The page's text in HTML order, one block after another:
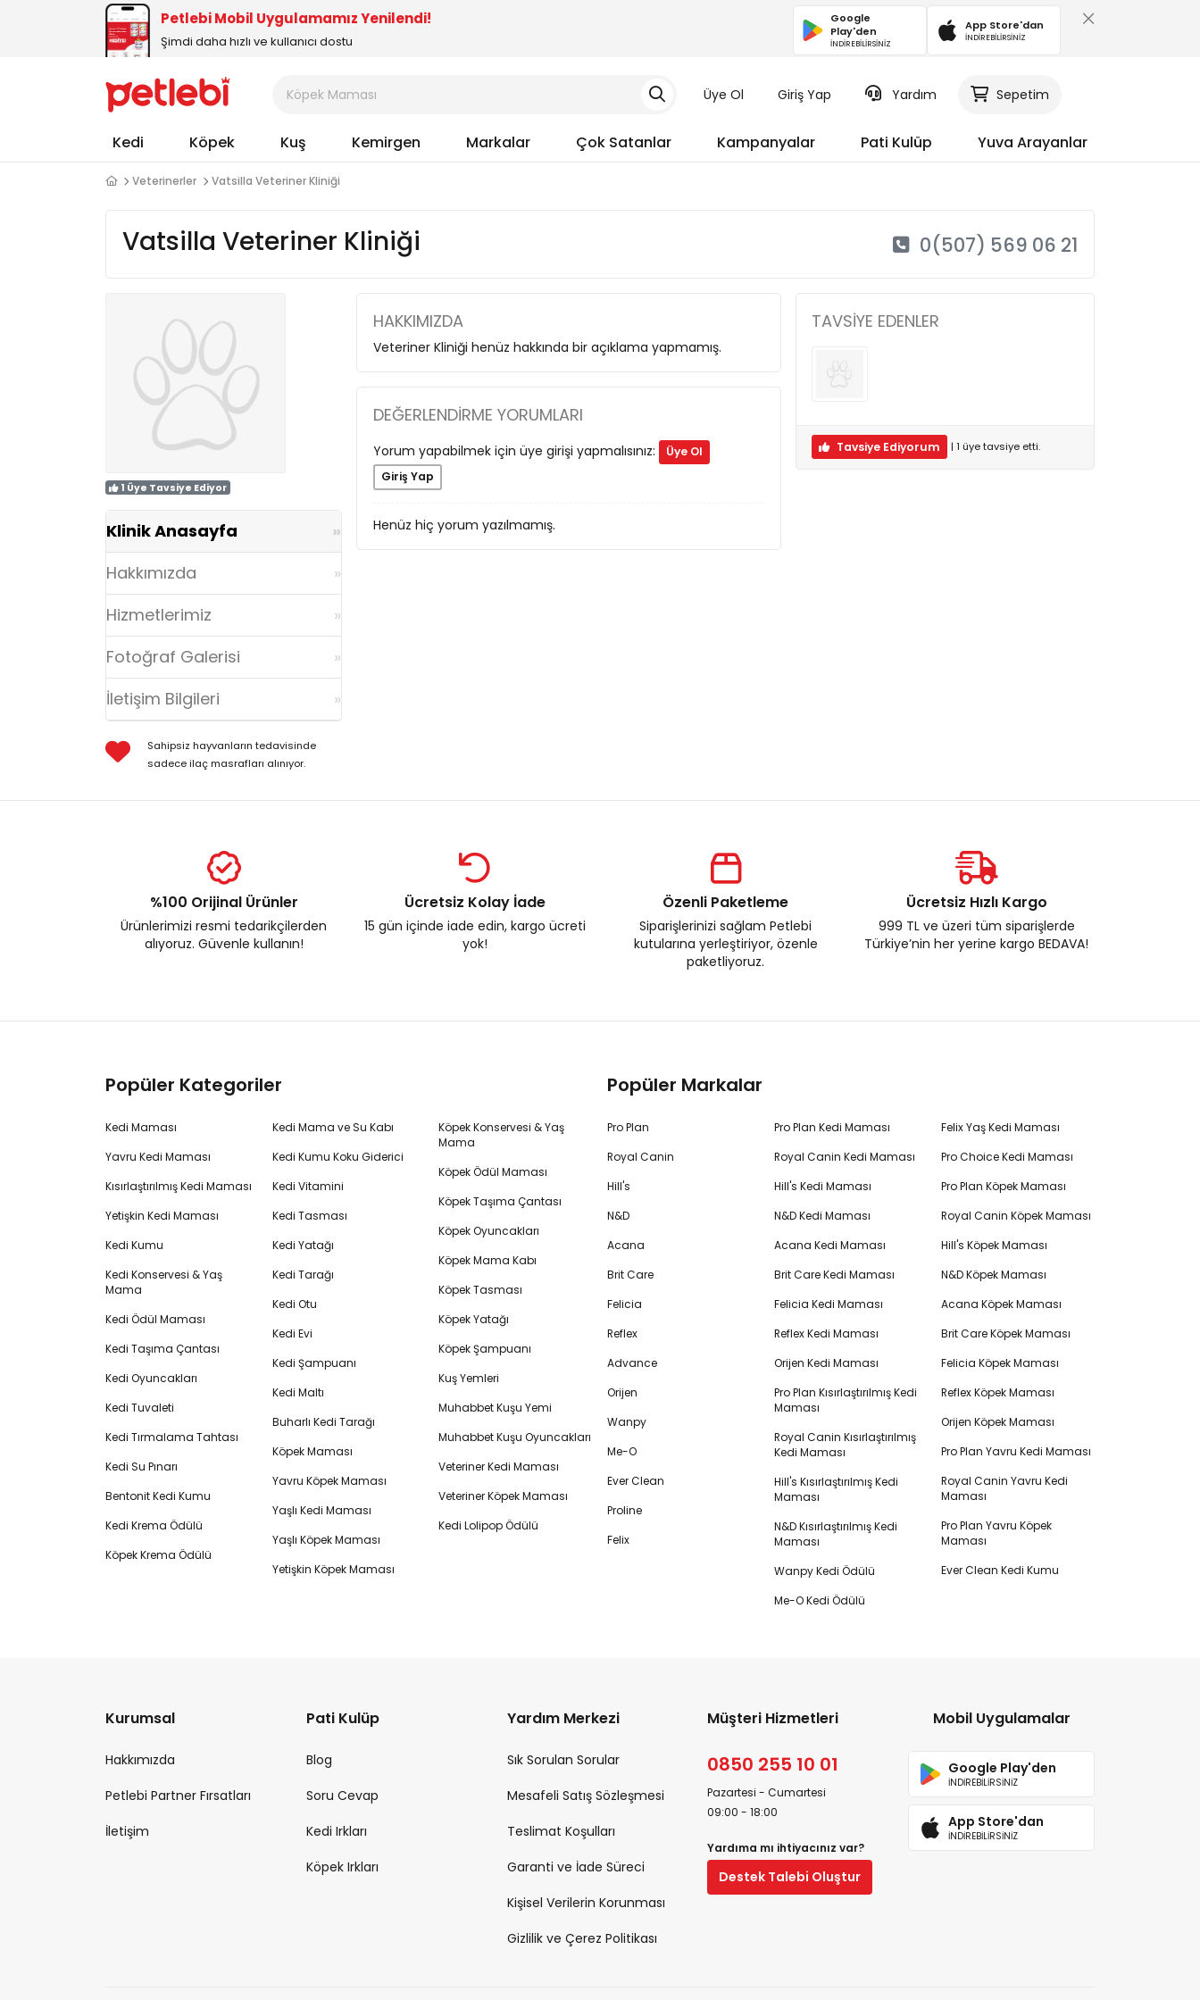
Petlebi Mobil Uygulamamız Yenilendi!
Şimdi daha hızlı ve kullanıcı dostu
Google
Play'den
İNDİREBİLİRSİNİZ
App Store'dan
İNDİREBİLİRSİNİZ
Üye Ol Giriş Yap Yardım Sepetim
Kedi Köpek Kuş Kemirgen Markalar Çok Satanlar Kampanyalar Pati Kulüp Yuva Arayanlar
Veterinerler Vatsilla Veteriner Kliniği
Vatsilla Veteriner Kliniği 0(507) 569 06 21
1 Üye Tavsiye Ediyor
Klinik Anasayfa
Hakkımızda
Hizmetlerimiz
Fotoğraf Galerisi
İletişim Bilgileri
Sahipsiz hayvanların tedavisinde
sadece ilaç masrafları alınıyor.
HAKKIMIZDA
Veteriner Kliniği henüz hakkında bir açıklama yapmamış.
DEĞERLENDIRME YORUMLARI
Yorum yapabilmek için üye girişi yapmalısınız:
Üye Ol
Giriş Yap
Henüz hiç yorum yazılmamış.
TAVSIYE EDENLER
Tavsiye Ediyorum | 1 üyetavsiye etti.
%100 Orijinal Ürünler
Ürünlerimizi resmi tedarikçilerden
alıyoruz. Güvenle kullanın!
Ücretsiz Kolay İade
15 gün içinde iade edin, kargo ücreti
yok!
Özenli Paketleme
Siparişlerinizi sağlam Petlebi
kutularına yerleştiriyor, özenle
paketliyoruz.
Ücretsiz Hızlı Kargo
999 TL ve üzeri tüm siparişlerde
Türkiye’nin her yerine kargo BEDAVA!
Popüler Kategoriler
Kedi Maması
Yavru Kedi Maması
Kısırlaştırılmış Kedi Maması
Yetişkin Kedi Maması
Kedi Kumu
Kedi Konservesi & Yaş
Mama
Kedi Ödül Maması
Kedi Taşıma Çantası
Kedi Oyuncakları
Kedi Tuvaleti
Kedi Tırmalama Tahtası
Kedi Su Pınarı
Bentonit Kedi Kumu
Kedi Krema Ödülü
Köpek Krema Ödülü
Kedi Mama ve Su Kabı
Kedi Kumu Koku Giderici
Kedi Vitamini
Kedi Tasması
Kedi Yatağı
Kedi Tarağı
Kedi Otu
Kedi Evi
Kedi Şampuanı
Kedi Maltı
Buharlı Kedi Tarağı
Köpek Maması
Yavru Köpek Maması
Yaşlı Kedi Maması
Yaşlı Köpek Maması
Yetişkin Köpek Maması
Köpek Konservesi & Yaş
Mama
Köpek Ödül Maması
Köpek Taşıma Çantası
Köpek Oyuncakları
Köpek Mama Kabı
Köpek Tasması
Köpek Yatağı
Köpek Şampuanı
Kuş Yemleri
Muhabbet Kuşu Yemi
Muhabbet Kuşu Oyuncakları
Veteriner Kedi Maması
Veteriner Köpek Maması
Kedi Lolipop Ödülü
Popüler Markalar
Pro Plan
Royal Canin
Hill's
N&D
Acana
Brit Care
Felicia
Reflex
Advance
Orijen
Wanpy
Me-O
Ever Clean
Proline
Felix
Pro Plan Kedi Maması
Royal Canin Kedi Maması
Hill's Kedi Maması
N&D Kedi Maması
Acana Kedi Maması
Brit Care Kedi Maması
Felicia Kedi Maması
Reflex Kedi Maması
Orijen Kedi Maması
Pro Plan Kısırlaştırılmış Kedi
Maması
Royal Canin Kısırlaştırılmış
Kedi Maması
Hill's Kısırlaştırılmış Kedi
Maması
N&D Kısırlaştırılmış Kedi
Maması
Wanpy Kedi Ödülü
Me-O Kedi Ödülü
Felix Yaş Kedi Maması
Pro Choice Kedi Maması
Pro Plan Köpek Maması
Royal Canin Köpek Maması
Hill's Köpek Maması
N&D Köpek Maması
Acana Köpek Maması
Brit Care Köpek Maması
Felicia Köpek Maması
Reflex Köpek Maması
Orijen Köpek Maması
Pro Plan Yavru Kedi Maması
Royal Canin Yavru Kedi
Maması
Pro Plan Yavru Köpek
Maması
Ever Clean Kedi Kumu
Kurumsal
Hakkımızda
Petlebi Partner Fırsatları
İletişim
Pati Kulüp
Blog
Soru Cevap
Kedi Irkları
Köpek Irkları
Yardım Merkezi
Sık Sorulan Sorular
Mesafeli Satış Sözleşmesi
Teslimat Koşulları
Garanti ve İade Süreci
Kişisel Verilerin Korunması
Gizlilik ve Çerez Politikası
Müşteri Hizmetleri
0850 255 10 01
Pazartesi - Cumartesi
09:00 - 18:00
Yardıma mı ihtiyacınız var?
Destek Talebi Oluştur
Mobil Uygulamalar
Google Play'den
İNDİREBİLİRSİNİZ
App Store'dan
İNDİREBİLİRSİNİZ